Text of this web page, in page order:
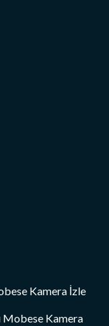
Kamera İzle
Mobese Kamera